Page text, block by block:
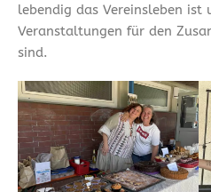
lebendig das Vereinsleben ist
Veranstaltungen für den
sind.